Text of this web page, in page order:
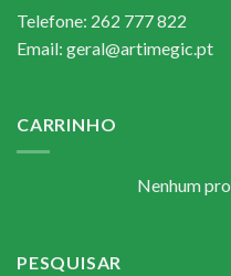
Telefone: 262 777 822
Email: geral@artimegic.pt
CARRINHO
Nenhum
PESQUISAR